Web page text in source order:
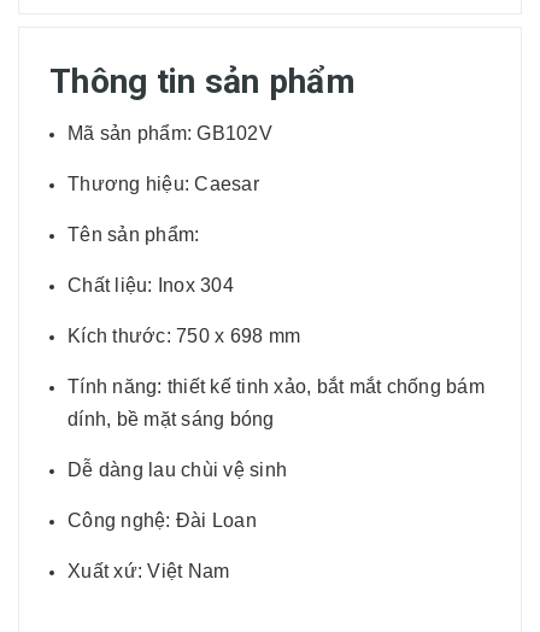
Thông tin sản phẩm
Mã sản phẩm: GB102V
Thương hiệu: Caesar
Tên sản phẩm:
Chất liệu: Inox 304
Kích thước: 750 x 698 mm
Tính năng: thiết kế tinh xảo, bắt mắt chống bám
dính, bề mặt sáng bóng
Dễ dàng lau chùi vệ sinh
Công nghệ: Đài Loan
Xuất xứ: Việt Nam